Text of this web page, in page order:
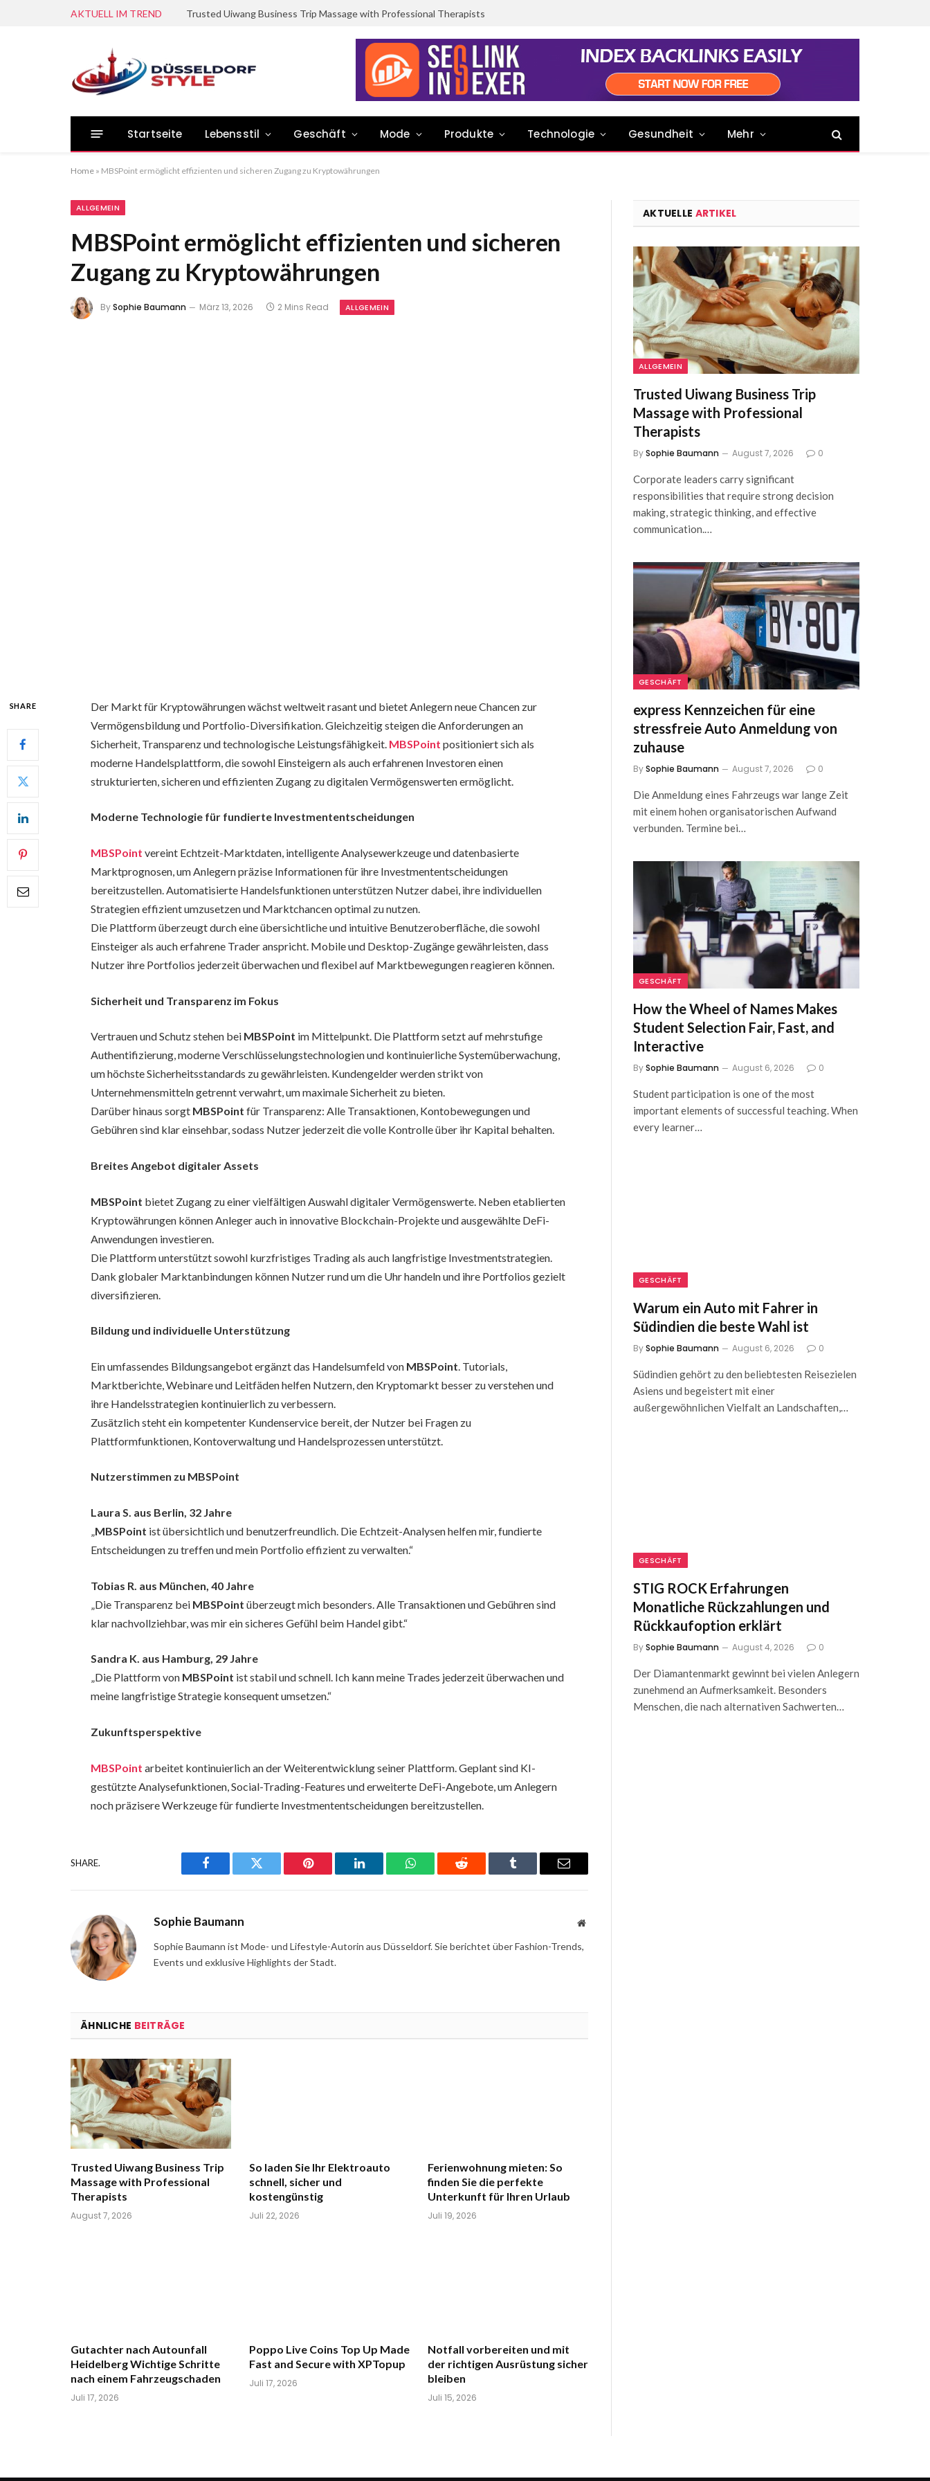
AKTUELL IM TREND Trusted Uiwang Business Trip Massage with Professional Therapists
Startseite Lebensstil Geschäft Mode Produkte Technologie Gesundheit Mehr
Home » MBSPoint ermöglicht effizienten und sicheren Zugang zu Kryptowährungen
ALLGEMEIN
MBSPoint ermöglicht effizienten und sicheren
Zugang zu Kryptowährungen
BySophie Baumann März 13, 2026 2 Mins Read ALLGEMEIN
SHARE
Der Markt für Kryptowährungen wächst weltweit rasant und bietet Anlegern neue Chancen zur
Vermögensbildung und Portfolio-Diversifikation. Gleichzeitig steigen die Anforderungen an
Sicherheit, Transparenz und technologische Leistungsfähigkeit. MBSPoint positioniert sich als
moderne Handelsplattform, die sowohl Einsteigern als auch erfahrenen Investoren einen
strukturierten, sicheren und effizienten Zugang zu digitalen Vermögenswerten ermöglicht.
Moderne Technologie für fundierte Investmententscheidungen
MBSPoint vereint Echtzeit-Marktdaten, intelligente Analysewerkzeuge und datenbasierte
Marktprognosen, um Anlegern präzise Informationen für ihre Investmententscheidungen
bereitzustellen. Automatisierte Handelsfunktionen unterstützen Nutzer dabei, ihre individuellen
Strategien effizient umzusetzen und Marktchancen optimal zu nutzen.
Die Plattform überzeugt durch eine übersichtliche und intuitive Benutzeroberfläche, die sowohl
Einsteiger als auch erfahrene Trader anspricht. Mobile und Desktop-Zugänge gewährleisten, dass
Nutzer ihre Portfolios jederzeit überwachen und flexibel auf Marktbewegungen reagieren können.
Sicherheit und Transparenz im Fokus
Vertrauen und Schutz stehen bei MBSPoint im Mittelpunkt. Die Plattform setzt auf mehrstufige
Authentifizierung, moderne Verschlüsselungstechnologien und kontinuierliche Systemüberwachung,
um höchste Sicherheitsstandards zu gewährleisten. Kundengelder werden strikt von
Unternehmensmitteln getrennt verwahrt, um maximale Sicherheit zu bieten.
Darüber hinaus sorgt MBSPoint für Transparenz: Alle Transaktionen, Kontobewegungen und
Gebühren sind klar einsehbar, sodass Nutzer jederzeit die volle Kontrolle über ihr Kapital behalten.
Breites Angebot digitaler Assets
MBSPoint bietet Zugang zu einer vielfältigen Auswahl digitaler Vermögenswerte. Neben etablierten
Kryptowährungen können Anleger auch in innovative Blockchain-Projekte und ausgewählte DeFi-
Anwendungen investieren.
Die Plattform unterstützt sowohl kurzfristiges Trading als auch langfristige Investmentstrategien.
Dank globaler Marktanbindungen können Nutzer rund um die Uhr handeln und ihre Portfolios gezielt
diversifizieren.
Bildung und individuelle Unterstützung
Ein umfassendes Bildungsangebot ergänzt das Handelsumfeld von MBSPoint. Tutorials,
Marktberichte, Webinare und Leitfäden helfen Nutzern, den Kryptomarkt besser zu verstehen und
ihre Handelsstrategien kontinuierlich zu verbessern.
Zusätzlich steht ein kompetenter Kundenservice bereit, der Nutzer bei Fragen zu
Plattformfunktionen, Kontoverwaltung und Handelsprozessen unterstützt.
Nutzerstimmen zu MBSPoint
Laura S. aus Berlin, 32 Jahre
„MBSPoint ist übersichtlich und benutzerfreundlich. Die Echtzeit-Analysen helfen mir, fundierte
Entscheidungen zu treffen und mein Portfolio effizient zu verwalten.“
Tobias R. aus München, 40 Jahre
„Die Transparenz bei MBSPoint überzeugt mich besonders. Alle Transaktionen und Gebühren sind
klar nachvollziehbar, was mir ein sicheres Gefühl beim Handel gibt.“
Sandra K. aus Hamburg, 29 Jahre
„Die Plattform von MBSPoint ist stabil und schnell. Ich kann meine Trades jederzeit überwachen und
meine langfristige Strategie konsequent umsetzen.“
Zukunftsperspektive
MBSPoint arbeitet kontinuierlich an der Weiterentwicklung seiner Plattform. Geplant sind KI-
gestützte Analysefunktionen, Social-Trading-Features und erweiterte DeFi-Angebote, um Anlegern
noch präzisere Werkzeuge für fundierte Investmententscheidungen bereitzustellen.
SHARE.
Facebook Twitter Pinterest LinkedIn WhatsAppReddit Tumblr Email
Sophie Baumann Website
Sophie Baumann ist Mode- und Lifestyle-Autorin aus Düsseldorf. Sie berichtet über Fashion-Trends,
Events und exklusive Highlights der Stadt.
ÄHNLICHE BEITRÄGE
Trusted Uiwang Business Trip
Massage with Professional
Therapists
August 7, 2026
So laden Sie Ihr Elektroauto
schnell, sicher und
kostengünstig
Juli 22, 2026
Ferienwohnung mieten: So
finden Sie die perfekte
Unterkunft für Ihren Urlaub
Juli 19, 2026
Gutachter nach Autounfall
Heidelberg Wichtige Schritte
nach einem Fahrzeugschaden
Juli 17, 2026
Poppo Live Coins Top Up Made
Fast and Secure with XPTopup
Juli 17, 2026
Notfall vorbereiten und mit
der richtigen Ausrüstung sicher
bleiben
Juli 15, 2026
AKTUELLE ARTIKEL
ALLGEMEIN
Trusted Uiwang Business Trip
Massage with Professional
Therapists
BySophie Baumann August 7, 2026 0
Corporate leaders carry significant
responsibilities that require strong decision
making, strategic thinking, and effective
communication.…
GESCHÄFT
express Kennzeichen für eine
stressfreie Auto Anmeldung von
zuhause
BySophie Baumann August 7, 2026 0
Die Anmeldung eines Fahrzeugs war lange Zeit
mit einem hohen organisatorischen Aufwand
verbunden. Termine bei…
GESCHÄFT
How the Wheel of Names Makes
Student Selection Fair, Fast, and
Interactive
BySophie Baumann August 6, 2026 0
Student participation is one of the most
important elements of successful teaching. When
every learner…
GESCHÄFT
Warum ein Auto mit Fahrer in
Südindien die beste Wahl ist
BySophie Baumann August 6, 2026 0
Südindien gehört zu den beliebtesten Reisezielen
Asiens und begeistert mit einer
außergewöhnlichen Vielfalt an Landschaften,…
GESCHÄFT
STIG ROCK Erfahrungen
Monatliche Rückzahlungen und
Rückkaufoption erklärt
BySophie Baumann August 4, 2026 0
Der Diamantenmarkt gewinnt bei vielen Anlegern
zunehmend an Aufmerksamkeit. Besonders
Menschen, die nach alternativen Sachwerten…